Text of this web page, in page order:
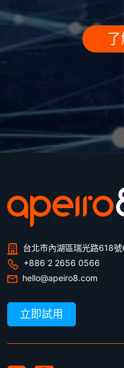
台北市內湖區瑞光路618號
+886 2 2656 0566
hello@apeiro8.com
立即試用